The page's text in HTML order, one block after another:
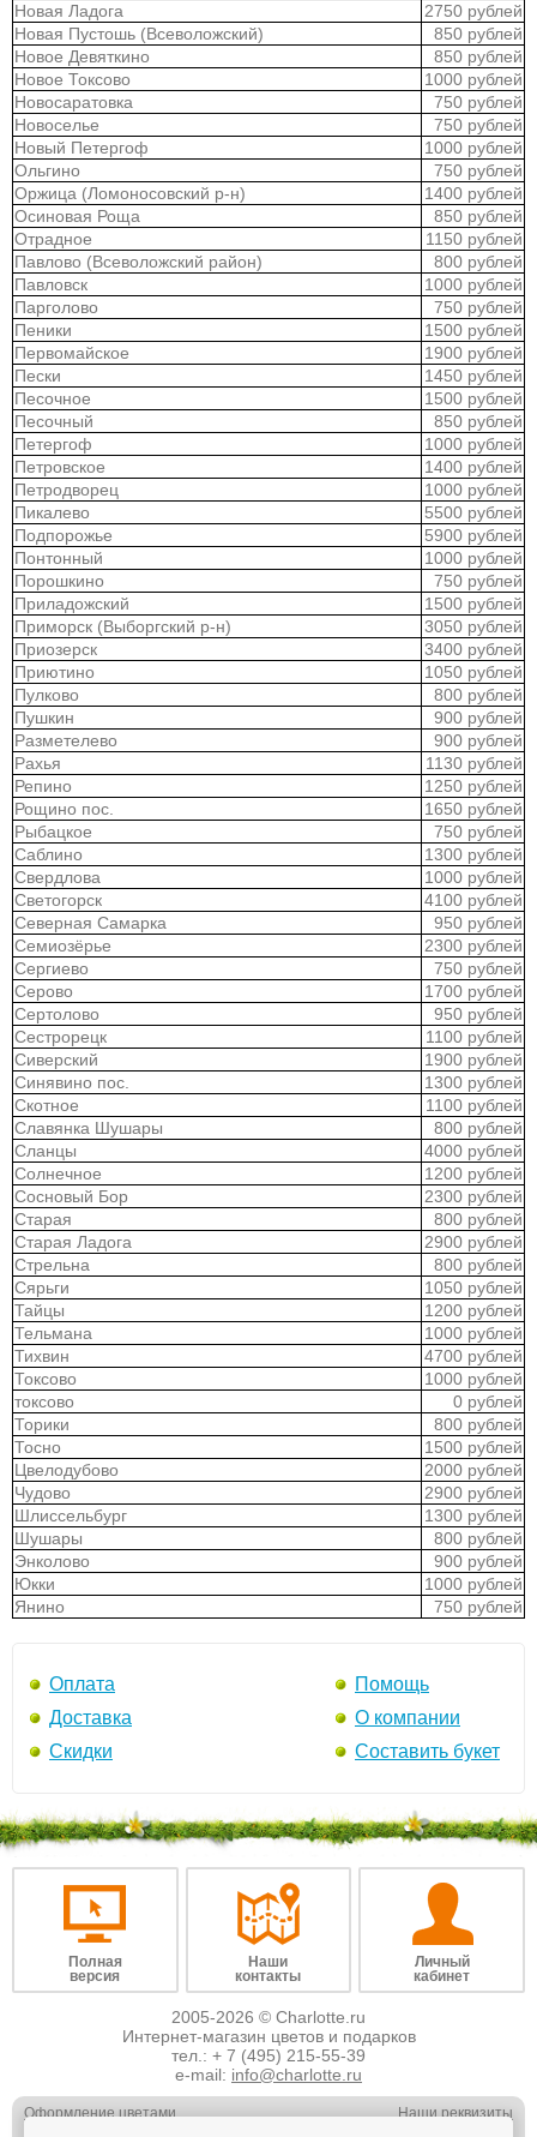
Новая Ладога
2750 рублей
Новая Пустошь (Всеволожский)
850 рублей
Новое Девяткино
850 рублей
Новое Токсово
1000 рублей
Новосаратовка
750 рублей
Новоселье
750 рублей
Новый Петергоф
1000 рублей
Ольгино
750 рублей
Оржица (Ломоносовский р-н)
1400 рублей
Осиновая Роща
850 рублей
Отрадное
1150 рублей
Павлово (Всеволожский район)
800 рублей
Павловск
1000 рублей
Парголово
750 рублей
Пеники
1500 рублей
Первомайское
1900 рублей
Пески
1450 рублей
Песочное
1500 рублей
Песочный
850 рублей
Петергоф
1000 рублей
Петровское
1400 рублей
Петродворец
1000 рублей
Пикалево
5500 рублей
Подпорожье
5900 рублей
Понтонный
1000 рублей
Порошкино
750 рублей
Приладожский
1500 рублей
Приморск (Выборгский р-н)
3050 рублей
Приозерск
3400 рублей
Приютино
1050 рублей
Пулково
800 рублей
Пушкин
900 рублей
Разметелево
900 рублей
Рахья
1130 рублей
Репино
1250 рублей
Рощино пос.
1650 рублей
Рыбацкое
750 рублей
Саблино
1300 рублей
Свердлова
1000 рублей
Светогорск
4100 рублей
Северная Самарка
950 рублей
Семиозёрье
2300 рублей
Сергиево
750 рублей
Серово
1700 рублей
Сертолово
950 рублей
Сестрорецк
1100 рублей
Сиверский
1900 рублей
Синявино пос.
1300 рублей
Скотное
1100 рублей
Славянка Шушары
800 рублей
Сланцы
4000 рублей
Солнечное
1200 рублей
Сосновый Бор
2300 рублей
Старая
800 рублей
Старая Ладога
2900 рублей
Стрельна
800 рублей
Сярьги
1050 рублей
Тайцы
1200 рублей
Тельмана
1000 рублей
Тихвин
4700 рублей
Токсово
1000 рублей
токсово
0 рублей
Торики
800 рублей
Тосно
1500 рублей
Цвелодубово
2000 рублей
Чудово
2900 рублей
Шлиссельбург
1300 рублей
Шушары
800 рублей
Энколово
900 рублей
Юкки
1000 рублей
Янино
750 рублей
Оплата
Доставка
Скидки
Помощь
О компании
Составить букет
Полная
версия
Наши
контакты
Личный
кабинет
2005-2026 © Charlotte.ru
Интернет-магазин цветов и подарков
тел.: + 7 (495) 215-55-39
e-mail: info@charlotte.ru
Оформление цветами
Наши реквизиты